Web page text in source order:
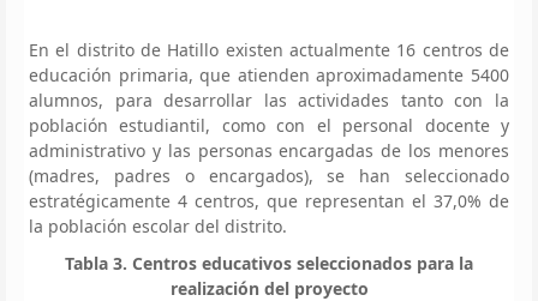
En el distrito de Hatillo existen actualmente 16 centros de
educación primaria, que atienden aproximadamente 5400
alumnos, para desarrollar las actividades tanto con la
población estudiantil, como con el personal docente y
administrativo y las personas encargadas de los menores
(madres, padres o encargados), se han seleccionado
estratégicamente 4 centros, que representan el 37,0% de
la población escolar del distrito.
Tabla 3. Centros educativos seleccionados para la
realización del proyecto